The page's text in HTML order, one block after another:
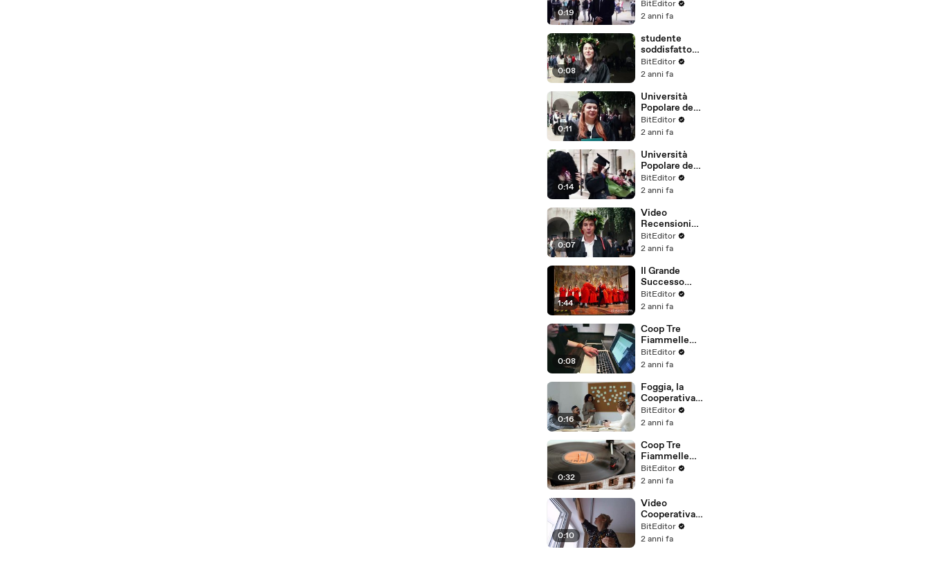
0:19
Studi di
Milano, un
BitEditor
2 anni fa
0:08
studente
soddisfatto
della sua
laurea
BitEditor
2 anni fa
0:11
Università
Popolare degli
Studi di
Milano
BitEditor
2 anni fa
0:14
Università
Popolare degli
studi di
milano VIDEO
BitEditor
2 anni fa
0:07
Video
Recensioni
Università
Popolare di
BitEditor
2 anni fa
1:44
Il Grande
Successo
dell'Universit
à Popolare
Milano
BitEditor
2 anni fa
0:08
Coop Tre
Fiammelle
Foggia
BitEditor
2 anni fa
0:16
Foggia, la
Cooperativa
Tre
Fiammelle
BitEditor
2 anni fa
0:32
Coop Tre
Fiammelle
Roma FG -
Foggia
BitEditor
2 anni fa
0:10
Video
Cooperativa
Tre
Fiammelle
BitEditor
2 anni fa